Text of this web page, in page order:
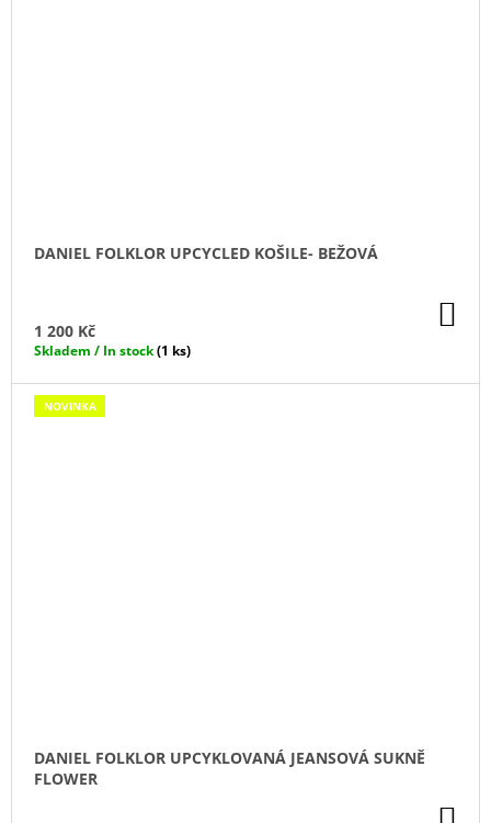
DANIEL FOLKLOR UPCYCLED KOŠILE- BEŽOVÁ
1 200 Kč
Skladem / In stock(1 ks)
NOVINKA
DANIEL FOLKLOR UPCYKLOVANÁ JEANSOVÁ SUKNĚ
FLOWER